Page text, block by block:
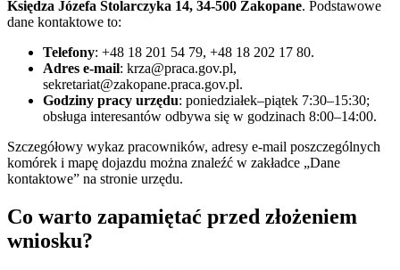
Księdza Józefa Stolarczyka 14, 34‑500 Zakopane. Podstawowe
dane kontaktowe to:
Telefony: +48 18 201 54 79, +48 18 202 17 80.
Adres e‑mail: krza@praca.gov.pl,
sekretariat@zakopane.praca.gov.pl.
Godziny pracy urzędu: poniedziałek–piątek 7:30–15:30;
obsługa interesantów odbywa się w godzinach 8:00–14:00.
Szczegółowy wykaz pracowników, adresy e‑mail poszczególnych
komórek i mapę dojazdu można znaleźć w zakładce „Dane
kontaktowe” na stronie urzędu.
Co warto zapamiętać przed złożeniem
wniosku?